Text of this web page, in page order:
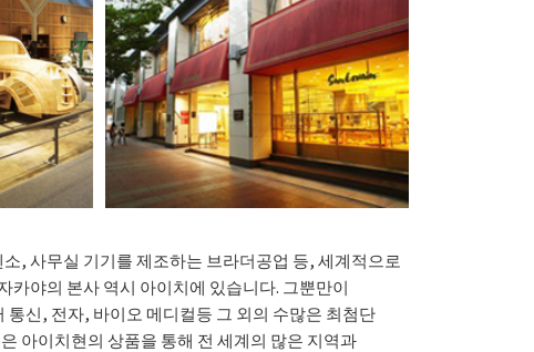
, 사무실 기기를 제조하는 브라더공업 등, 세계적으로
카야의 본사 역시 아이치에 있습니다. 그뿐만이
신, 전자, 바이오 메디컬등 그 외의 수많은 최첨단
아이치현의 상품을 통해 전 세계의 많은 지역과